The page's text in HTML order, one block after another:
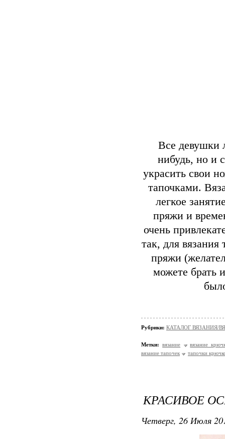
Все девушки
нибудь, но и
украсить свои
тапочками.
легкое
пряжи и
очень
так, для вязания
пряжи
можете брать
Рубрики: КАТАЛОГ ВЯЗАНИЯ/
Метки: вязание
вязание
вязание тапочек
тапочки
КРАСИВОЕ
Четверг, 26 Июля